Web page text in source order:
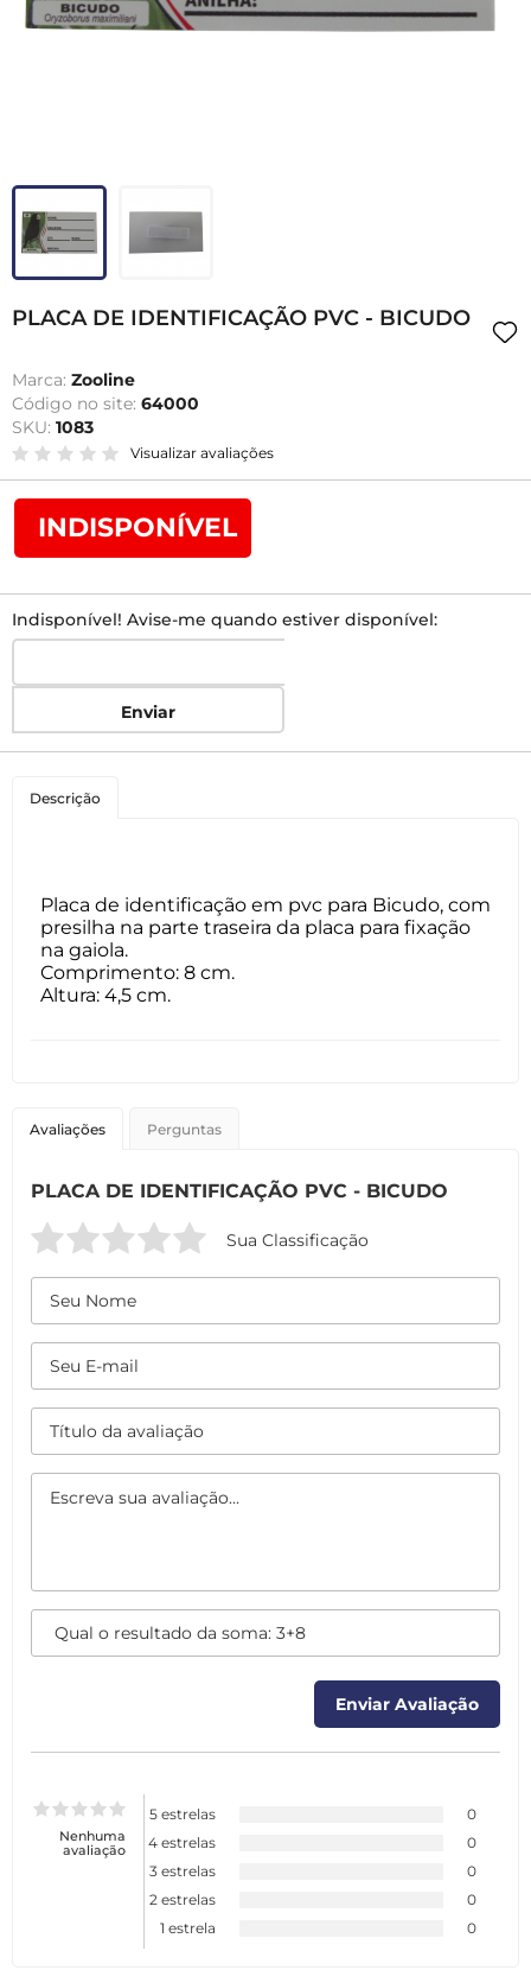
PLACA DE IDENTIFICAÇÃO PVC - BICUDO
Marca: Zooline
Código no site: 64000
SKU: 1083
Visualizar avaliações
INDISPONÍVEL
Indisponível! Avise-me quando estiver disponível:
Enviar
Descrição
Placa de identificação em pvc para Bicudo, com
presilha na parte traseira da placa para fixação
na gaiola.
Comprimento: 8 cm.
Altura: 4,5 cm.
Avaliações Perguntas
PLACA DE IDENTIFICAÇÃO PVC - BICUDO
Sua Classificação
Nenhuma
avaliação
5 estrelas
0
4 estrelas
0
3 estrelas
0
2 estrelas
0
1 estrela
0